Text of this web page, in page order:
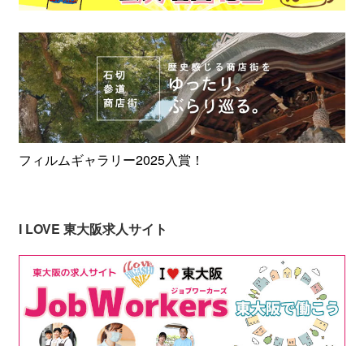
フィルムギャラリー2025入賞！
I LOVE 東大阪求人サイト